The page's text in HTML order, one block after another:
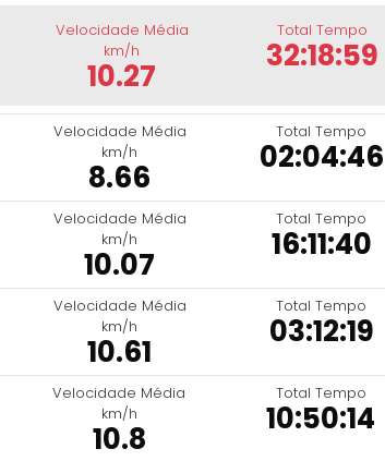
Velocidade Média
km/h
10.27
Total Tempo
32:18:59
Velocidade Média
km/h
8.66
Total Tempo
02:04:46
Velocidade Média
km/h
10.07
Total Tempo
16:11:40
Velocidade Média
km/h
10.61
Total Tempo
03:12:19
Velocidade Média
km/h
10.8
Total Tempo
10:50:14